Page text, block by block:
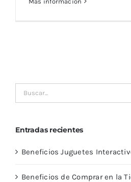
Buscar:
Entradas recientes
Beneficios Juguetes
Beneficios de Comprar en la